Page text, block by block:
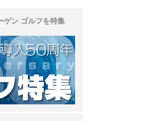
ゲン ゴルフを特集